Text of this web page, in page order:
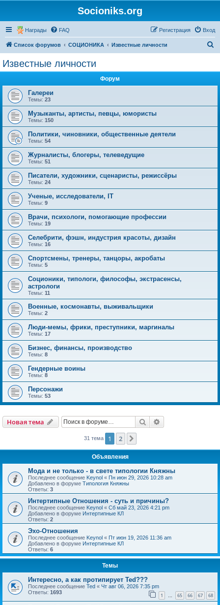
Socioniks.org
Награды FAQ Вход
Регистрация
Список форумов СОЦИОНИКА Известные личности
Известные личности
Форум
Галереи
Темы: 23
Музыканты, артисты, певцы, юмористы
Темы: 150
Политики, чиновники, общественные деятели
Темы: 54
Журналисты, блогеры, телеведущие
Темы: 51
Писатели, художники, сценаристы, режиссёры
Темы: 24
Ученые, исследователи, IT
Темы: 9
Врачи, психологи, помогающие профессии
Темы: 19
Селебрити, фэшн, индустрия красоты, дизайн
Темы: 16
Спортсмены, тренеры, танцоры, акробаты
Темы: 5
Соционики, типологи, философы, экстрасенсы,
астрологи
Темы: 11
Военные, космонавты, выживальщики
Темы: 2
Люди-мемы, фрики, преступники, маргиналы
Темы: 17
Бизнес, финансы, производство
Темы: 8
Гендерные воины
Темы: 8
Персонажи
Темы: 53
Новая тема Поиск
31 тема 1 2
Объявления
Мода и не только - в свете типологии Княжны
Последнее сообщение Keynol « Пн июн 29, 2026 10:28 am
Добавлено в форуме Типология Княжны
Ответы: 3
Интертипные Отношения - суть и причины?
Последнее сообщение Keynol « Сб май 23, 2026 4:21 pm
Добавлено в форуме Интертипные КЛ
Ответы: 2
Эхо-Отношения
Последнее сообщение Keynol « Пт июн 19, 2026 11:36 am
Добавлено в форуме Интертипные КЛ
Ответы: 6
Темы
Интересно, а как протипирует Ted???
Последнее сообщение Ted « Чт авг 06, 2026 7:35 pm
Ответы: 1693 1 … 65 66 67 68